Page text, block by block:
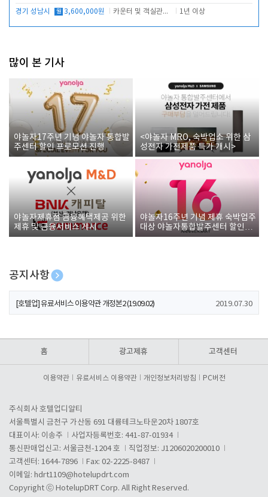
경기 성남시 월 3,600,000원 카운터 및 객실관리 전반 1년 이상
많이 본 기사
야놀자17주년 기념 야놀자 통합발
주센터 할인 프로모션 진행
<야놀자 MRO, 숙박업소 위한 삼
성전자 가전제품 특가 개시>
야놀자제휴점 금융혜택제공 위한
제휴 및 금융서비스 게시
야놀자16주년 기념 제휴 숙박업주
대상 야놀자통합발주센터 할인쿠
폰 증정
공지사항
[호텔업] 개인정보 처리방침 개정본1 (19.09.02)
[호텔업] 유료서비스 이용약관 개정본2 (19.09.02) 2019.07.30
홈 광고제휴 고객센터
이용약관 유료서비스 이용약관 개인정보처리방침 PC버전
주식회사 호텔업디알티
서울특별시 금천구 가산동 691 대륭테크노타운20차 1807호
대표이사: 이송주
사업자등록번호: 441-87-01934
통신판매업신고: 서울금천-1204 호
직업정보: J1206020200010
고객센터: 1644-7896
Fax: 02-2225-8487
이메일: hdrt1109@hotelupdrt.com
Copyright ⓒ HotelupDRT Corp. All Right Reserved.